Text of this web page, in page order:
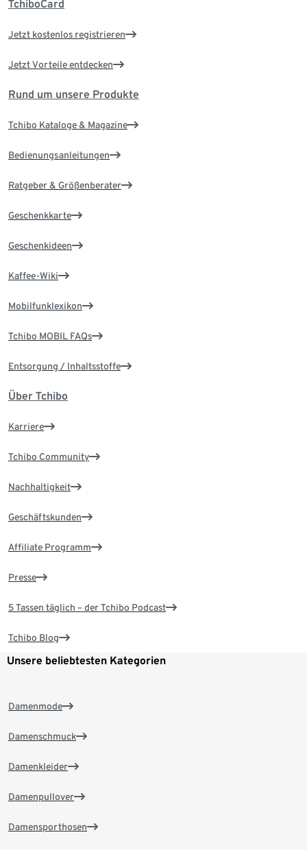
TchiboCard
Jetzt kostenlos registrieren
Jetzt Vorteile entdecken
Rund um unsere Produkte
Tchibo Kataloge & Magazine
Bedienungsanleitungen
Ratgeber & Größenberater
Geschenkkarte
Geschenkideen
Kaffee-Wiki
Mobilfunklexikon
Tchibo MOBIL FAQs
Entsorgung / Inhaltsstoffe
Über Tchibo
Karriere
Tchibo Community
Nachhaltigkeit
Geschäftskunden
Affiliate Programm
Presse
5 Tassen täglich – der Tchibo Podcast
Tchibo Blog
Unsere beliebtesten Kategorien
Damenmode
Damenschmuck
Damenkleider
Damenpullover
Damensporthosen